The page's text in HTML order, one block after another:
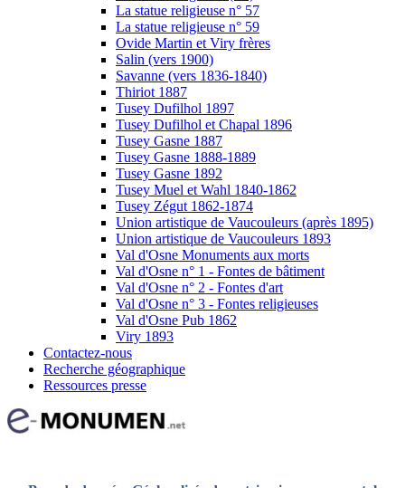
La statue religieuse n° 57
La statue religieuse n° 59
Ovide Martin et Viry frères
Salin (vers 1900)
Savanne (vers 1836-1840)
Thiriot 1887
Tusey Dufilhol 1897
Tusey Dufilhol et Chapal 1896
Tusey Gasne 1887
Tusey Gasne 1888-1889
Tusey Gasne 1892
Tusey Muel et Wahl 1840-1862
Tusey Zégut 1862-1874
Union artistique de Vaucouleurs (après 1895)
Union artistique de Vaucouleurs 1893
Val d'Osne Monuments aux morts
Val d'Osne n° 1 - Fontes de bâtiment
Val d'Osne n° 2 - Fontes d'art
Val d'Osne n° 3 - Fontes religieuses
Val d'Osne Pub 1862
Viry 1893
Contactez-nous
Recherche géographique
Ressources presse